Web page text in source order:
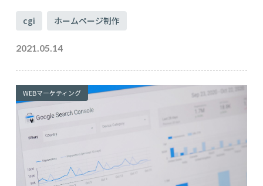
cgi ホームページ制作
2021.05.14
WEBマーケティング